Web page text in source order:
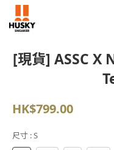
[現貨] ASSC X
HK$799.00
尺寸 : S